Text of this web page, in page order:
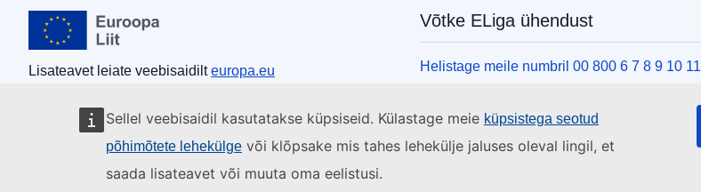
Sellel veebisaidil kasutatakse küpsiseid. Külastage meie küpsistega seotud
põhimõtete lehekülge või klõpsake mis tahes lehekülje jaluses oleval lingil, et
saada lisateavet või muuta oma eelistusi.
Euroopa Liit
Lisateavet leiate veebisaidilteuropa.eu
Võtke ELiga ühendust
Helistage meile numbril 00 800 6 7 8 9 10 11
Kirjutage meile kontaktvormi vahendusel
Külastage meid ELi teabekeskuses